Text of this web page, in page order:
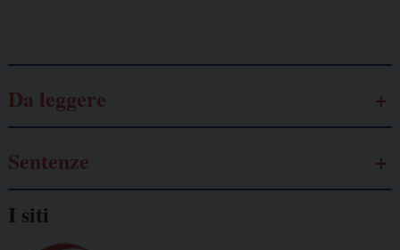
Da leggere
Sentenze
I siti